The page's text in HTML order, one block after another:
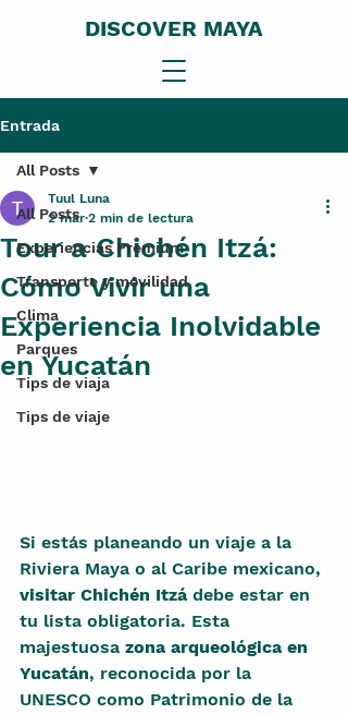
DISCOVER MAYA
Entrada
All Posts
Experiencias Premium
Transporte y movilidad
Clima
Parques
Tips de viaja
Tips de viaje
All Posts
Tour a Chichén Itzá:
Cómo Vivir una
Experiencia Inolvidable
en Yucatán
Tuul Luna
2 mar 2 min de lectura
Si estás planeando un viaje a la
Riviera Maya o al Caribe mexicano,
visitar Chichén Itzá debe estar en
tu lista obligatoria. Esta
majestuosa zona arqueológica en
Yucatán, reconocida por la
UNESCO como Patrimonio de la